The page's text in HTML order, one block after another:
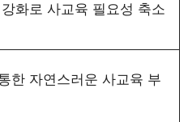
화로 사교육 필요성 축소
한 자연스러운 사교육 부